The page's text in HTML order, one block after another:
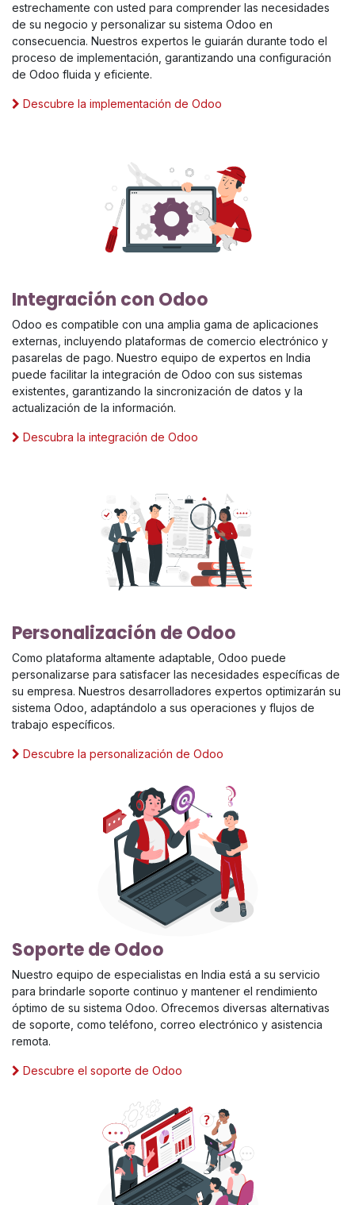
estrechamente con usted para comprender las necesidades
de su negocio y personalizar su sistema Odoo en
consecuencia. Nuestros expertos le guiarán durante todo el
proceso de implementación, garantizando una configuración
de Odoo fluida y eficiente.
Descubre la implementación de Odoo
Integración con Odoo
Odoo es compatible con una amplia gama de aplicaciones
externas, incluyendo plataformas de comercio electrónico y
pasarelas de pago. Nuestro equipo de expertos en India
puede facilitar la integración de Odoo con sus sistemas
existentes, garantizando la sincronización de datos y la
actualización de la información.
Descubra la integración de Odoo
Personalización de Odoo
Como plataforma altamente adaptable, Odoo puede
personalizarse para satisfacer las necesidades específicas de
su empresa. Nuestros desarrolladores expertos optimizarán su
sistema Odoo, adaptándolo a sus operaciones y flujos de
trabajo específicos.
Descubre la personalización de Odoo
Soporte de Odoo
Nuestro equipo de especialistas en India está a su servicio
para brindarle soporte continuo y mantener el rendimiento
óptimo de su sistema Odoo. Ofrecemos diversas alternativas
de soporte, como teléfono, correo electrónico y asistencia
remota.
Descubre el soporte de Odoo